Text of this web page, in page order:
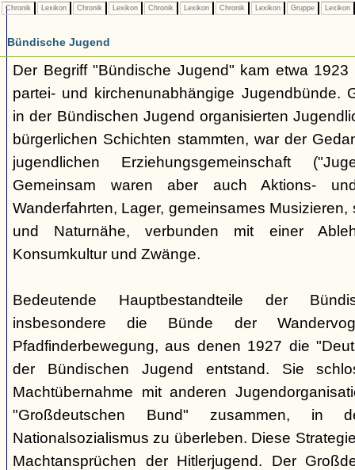
Chronik Lexikon Chronik Lexikon Chronik Lexikon Chronik Lexikon Gruppe Lexikon
Bündische Jugend
Der Begriff "Bündische Jugend" kam etwa
partei- und kirchenunabhängige Jugendbünde.
in der Bündischen Jugend organisierten
bürgerlichen Schichten stammten, war der
jugendlichen Erziehungsgemeinschaft
Gemeinsam waren aber auch Aktions-
Wanderfahrten, Lager, gemeinsames
und Naturnähe, verbunden mit einer
Konsumkultur und Zwänge.
Bedeutende Hauptbestandteile der
insbesondere die Bünde der
Pfadfinderbewegung, aus denen 1927 die
der Bündischen Jugend entstand. Sie
Machtübernahme mit anderen
"Großdeutschen Bund" zusammen,
Nationalsozialismus zu überleben. Diese
Machtansprüchen der Hitlerjugend. Der